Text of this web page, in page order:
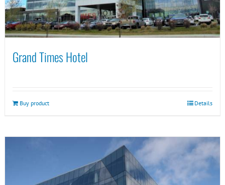
Grand Times Hotel
Buy product Details